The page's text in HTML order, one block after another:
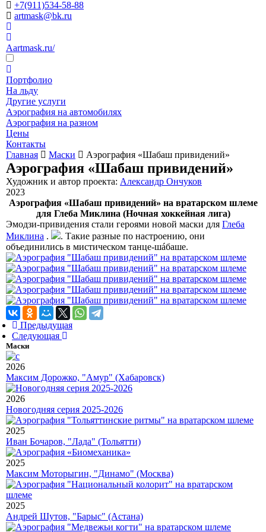
+7(911)534-58-88
artmask@bk.ru
Aartmask.ru/
Портфолио
На льду
Другие услуги
Аэрография на автомобилях
Аэрография на разном
Цены
Контакты
Главная
Маски Аэрография «Шабаш привидений»
Аэрография «Шабаш привидений»
Художник и автор проекта: Александр Ончуков
2023
Аэрография «Шабаш привидений» на вратарском шлеме
для Глеба Миклина (Ночная хоккейная лига)
Эмодзи-привидения стали героями новой маски для Глеба
Миклина .
. Такие разные по настроению, они
объединились в мистическом танце-шáбаше.
Предыдущая
Следующая
Маски
2026
Максим Дорожко, "Амур" (Хабаровск)
2026
Новогодняя серия 2025-2026
2025
Иван Бочаров, "Лада" (Тольятти)
2025
Максим Моторыгин, "Динамо" (Москва)
2025
Андрей Шутов, "Барыс" (Астана)